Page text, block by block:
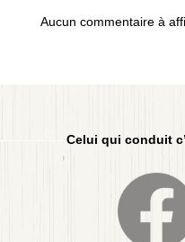
Aucun commentaire à
Celui qui conduit